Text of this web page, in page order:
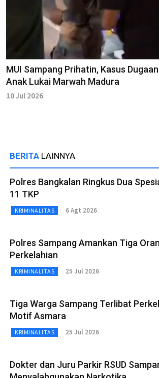
MUI Sampang Prihatin, Kasus
Anak Lukai Marwah Madura
10 Jul 2026
BERITA LAINNYA
Polres Bangkalan Ringkus Dua
11 TKP
KRIMINALITAS 6 Agt 2026
Polres Sampang Amankan Tiga
Perkelahian
KRIMINALITAS 25 Jul 2026
Tiga Warga Sampang Terlibat
Motif Asmara
KRIMINALITAS 25 Jul 2026
Dokter dan Juru Parkir RSUD